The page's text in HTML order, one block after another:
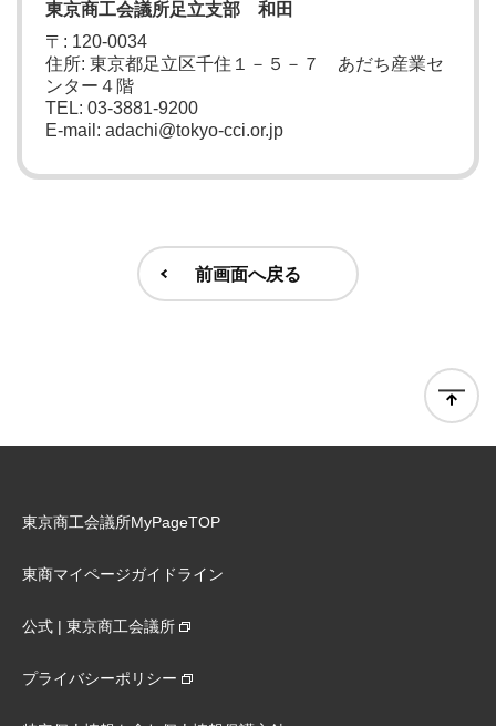
東京商工会議所足立支部 和田
〒: 120-0034
住所: 東京都足立区千住１－５－７ あだち産業セ
ンター４階
TEL: 03-3881-9200
E-mail: adachi@tokyo-cci.or.jp
前画面へ戻る
東京商工会議所MyPageTOP
東商マイページガイドライン
公式 | 東京商工会議所
プライバシーポリシー